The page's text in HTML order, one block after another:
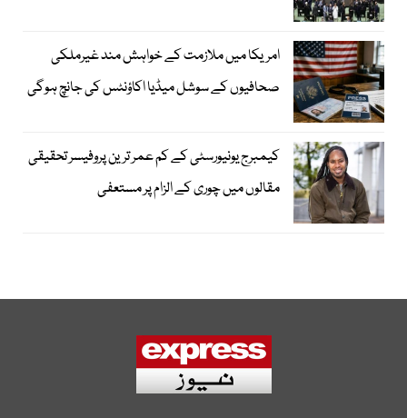
امریکا میں ملازمت کے خواہش مند غیرملکی
صحافیوں کے سوشل میڈیا اکاؤنٹس کی جانچ ہوگی
کیمبرج یونیورسٹی کے کم عمر ترین پروفیسر تحقیقی
مقالوں میں چوری کے الزام پر مستعفی